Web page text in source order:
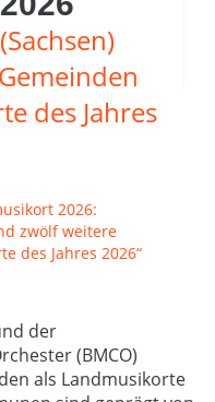
des Jahres
2026:
zwölf weitere
des Jahres 2026“
der
(BMCO)
als Landmusikorte